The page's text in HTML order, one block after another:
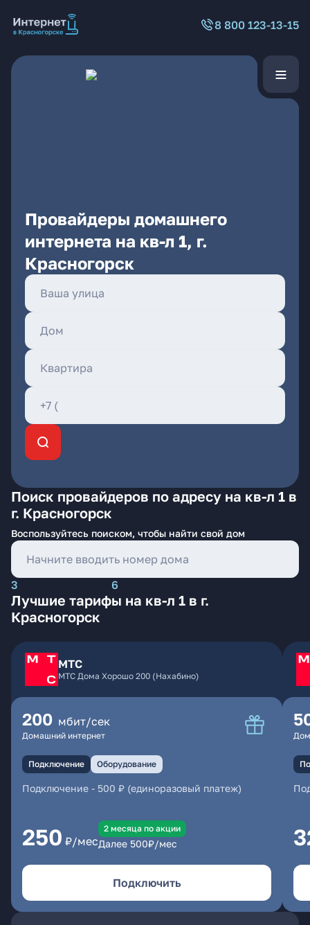
8 800 123-13-15
Провайдеры домашнего
интернета на кв-л 1, г.
Красногорск
Поиск провайдеров по адресу на кв-л 1 в
г. Красногорск
Воспользуйтесь поиском, чтобы найти свой дом
3 6
Лучшие тарифы на кв-л 1 в г.
Красногорск
МТС
МТС Дома Хорошо 200 (Нахабино)
200 мбит/сек
Домашний интернет
Подключение Оборудование
Подключение - 500 ₽ (единоразовый платеж)
250 ₽/мес
2 месяцa по акции
Далее 500₽/мес
Подключить